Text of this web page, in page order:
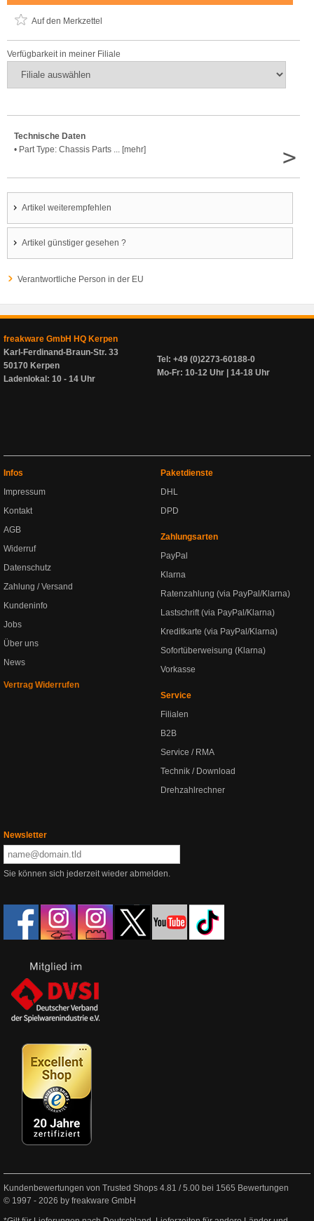
Auf den Merkzettel
Verfügbarkeit in meiner Filiale
Technische Daten
• Part Type: Chassis Parts ... [mehr]
>
Artikel weiterempfehlen
Artikel günstiger gesehen ?
Verantwortliche Person in der EU
freakware GmbH HQ Kerpen
Karl-Ferdinand-Braun-Str. 33
50170 Kerpen
Ladenlokal: 10 - 14 Uhr
Tel: +49 (0)2273-60188-0
Mo-Fr: 10-12 Uhr | 14-18 Uhr
Infos
Impressum
Kontakt
AGB
Widerruf
Datenschutz
Zahlung / Versand
Kundeninfo
Jobs
Über uns
News
Vertrag Widerrufen
Paketdienste
DHL
DPD
Zahlungsarten
PayPal
Klarna
Ratenzahlung (via PayPal/Klarna)
Lastschrift (via PayPal/Klarna)
Kreditkarte (via PayPal/Klarna)
Sofortüberweisung (Klarna)
Vorkasse
Service
Filialen
B2B
Service / RMA
Technik / Download
Drehzahlrechner
Newsletter
Sie können sich jederzeit wieder abmelden.
Kundenbewertungen von Trusted Shops 4.81 /5.00 bei 1565 Bewertungen
© 1997 - 2026 by freakware GmbH